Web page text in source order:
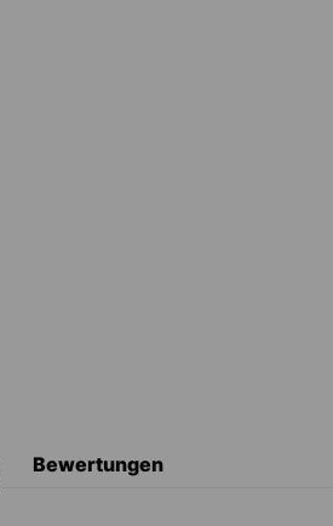
Bewertungen